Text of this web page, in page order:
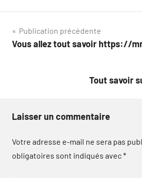
Navigation
de
Publication précédente
Vous allez tout savoir https://
Tout savoir
Laisser un commentaire
Votre adresse e-mail ne sera pas
obligatoires sont indiqués avec*